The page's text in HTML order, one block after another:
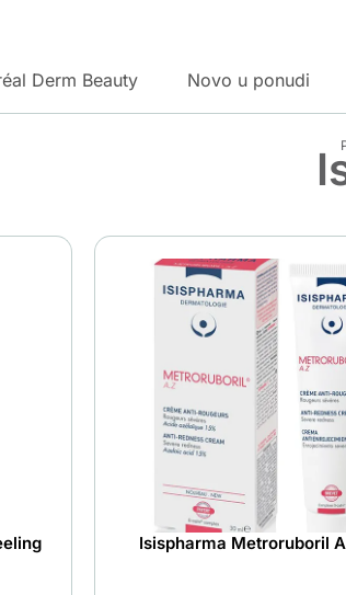
Derm Beauty Novo u ponudi
Isispharma Metroruboril